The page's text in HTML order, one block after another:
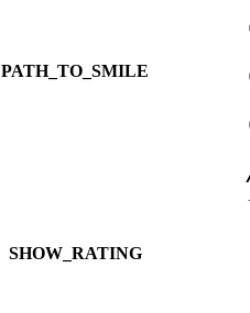
PATH_TO_SMILE
SHOW_RATING